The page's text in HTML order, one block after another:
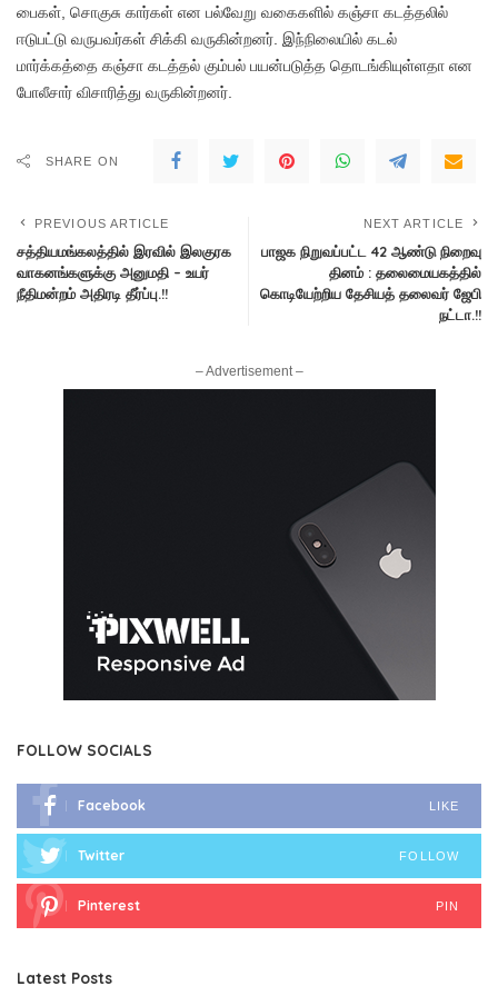
பைகள், சொகுசு கார்கள் என பல்வேறு வகைகளில் கஞ்சா கடத்தலில்
ஈடுபட்டு வருபவர்கள் சிக்கி வருகின்றனர். இந்நிலையில் கடல்
மார்க்கத்தை கஞ்சா கடத்தல் கும்பல் பயன்படுத்த தொடங்கியுள்ளதா என
போலீசார் விசாரித்து வருகின்றனர்.
SHARE ON
PREVIOUS ARTICLE
சத்தியமங்கலத்தில் இரவில் இலகுரக
வாகனங்களுக்கு அனுமதி – உயர்
நீதிமன்றம் அதிரடி தீர்ப்பு.!!
NEXT ARTICLE
பாஜக நிறுவப்பட்ட 42 ஆண்டு நிறைவு
தினம் : தலைமையகத்தில்
கொடியேற்றிய தேசியத் தலைவர் ஜேபி
நட்டா.!!
– Advertisement –
FOLLOW SOCIALS
Facebook LIKE
Twitter FOLLOW
Pinterest PIN
Latest Posts